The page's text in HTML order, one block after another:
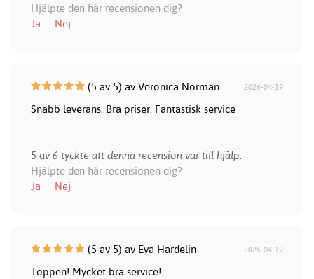
Hjälpte den här recensionen dig?
Ja
Nej
(5 av 5) av Veronica Norman 2026-04-19
Snabb leverans. Bra priser. Fantastisk service
5 av 6 tyckte att denna recension var till hjälp.
Hjälpte den här recensionen dig?
Ja
Nej
(5 av 5) av Eva Hardelin 2026-04-19
Toppen! Mycket bra service!